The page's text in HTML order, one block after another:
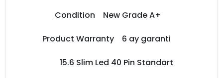
Condition New Grade A+
Product Warranty 6 ay garanti
15.6 Slim Led 40 Pin Standart